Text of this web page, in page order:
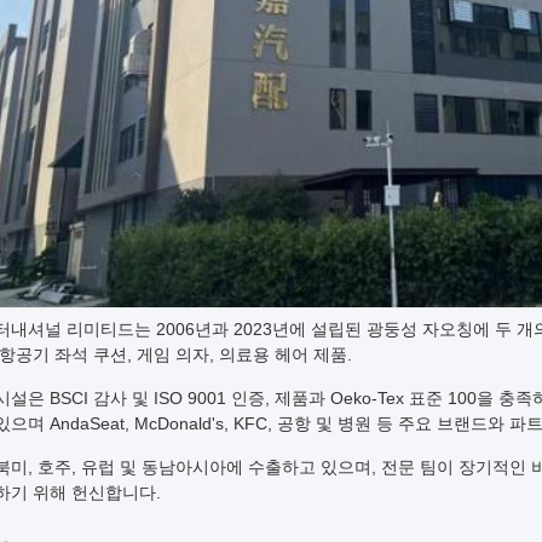
내셔널 리미티드는 2006년과 2023년에 설립된 광둥성 자오칭에 두
공기 좌석 쿠션, 게임 의자, 의료용 헤어 제품.
설은 BSCI 감사 및 ISO 9001 인증, 제품과 Oeko-Tex 표준 100을 충
으며 AndaSeat, McDonald's, KFC, 공항 및 병원 등 주요 브랜드와 파
미, 호주, 유럽 및 동남아시아에 수출하고 있으며, 전문 팀이 장기적인
기 위해 헌신합니다.